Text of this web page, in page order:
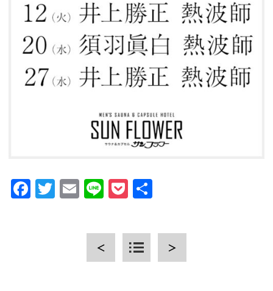
NEWS & BLOG ニュース＆ブログ
CLOSE
Facebook
Twitter
Email
LinePocket
＜ ＞